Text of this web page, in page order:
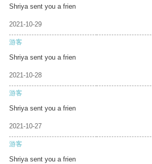
Shriya sent you a frien
2021-10-29
游客
Shriya sent you a frien
2021-10-28
游客
Shriya sent you a frien
2021-10-27
游客
Shriya sent you a frien